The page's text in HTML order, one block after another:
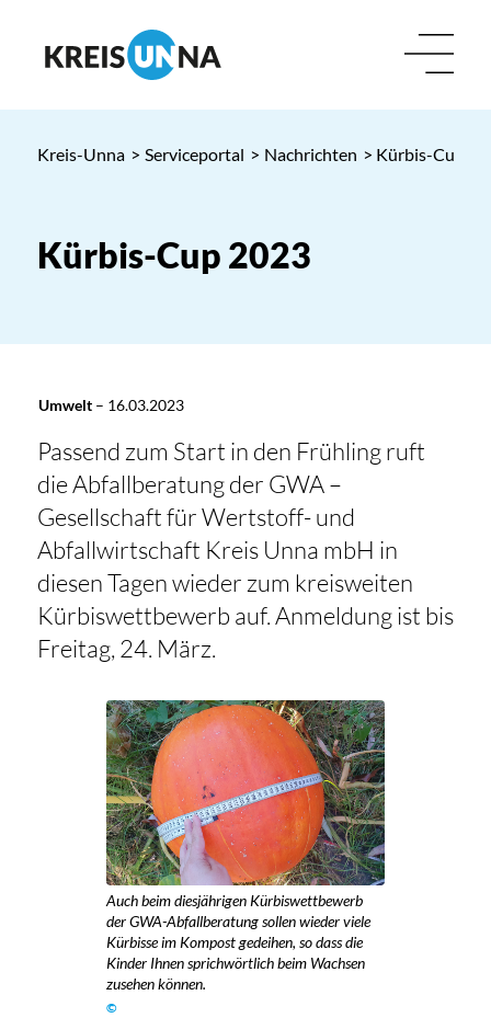
Kreis-Unna > Serviceportal > Nachrichten > Kürbis-Cup
Kürbis-Cup 2023
Umwelt– 16.03.2023
Passend zum Start in den Frühling ruft
die Abfallberatung der GWA –
Gesellschaft für Wertstoff- und
Abfallwirtschaft Kreis Unna mbH in
diesen Tagen wieder zum kreisweiten
Kürbiswettbewerb auf. Anmeldung ist bis
Freitag, 24. März.
Auch beim diesjährigen Kürbiswettbewerb
der GWA-Abfallberatung sollen wieder viele
Kürbisse im Kompost gedeihen, so dass die
Kinder Ihnen sprichwörtlich beim Wachsen
zusehen können.
©